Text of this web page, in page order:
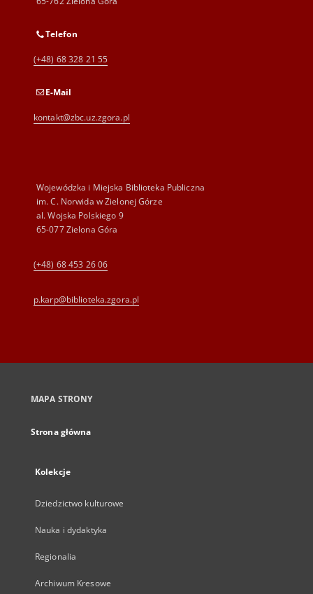
Telefon
(+48) 68 328 21 55
E-Mail
kontakt@zbc.uz.zgora.pl
Wojewódzka i Miejska Biblioteka Publiczna
im. C. Norwida w Zielonej Górze
al. Wojska Polskiego 9
65-077 Zielona Góra
(+48) 68 453 26 06
p.karp@biblioteka.zgora.pl
MAPA STRONY
Strona główna
Kolekcje
Dziedzictwo kulturowe
Nauka i dydaktyka
Regionalia
Archiwum Kresowe